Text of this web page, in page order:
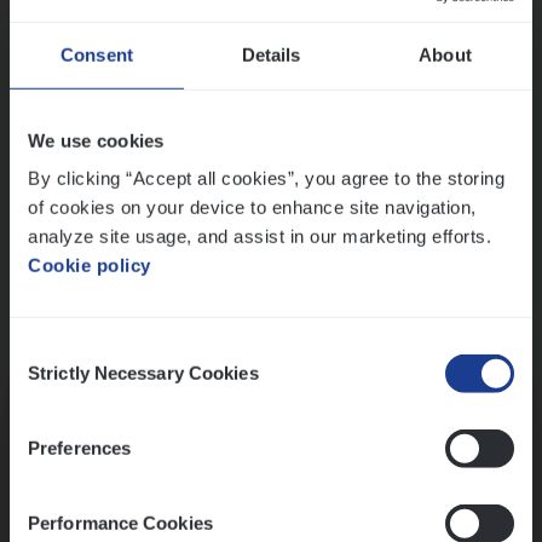
Consent Details About
We use cookies
By clicking “Accept all cookies”, you agree to the storing
of cookies on your device to enhance site navigation,
analyze site usage, and assist in our marketing efforts.
Cookie policy
Selection
Strictly Necessary Cookies
Preferences
Performance Cookies
Ons sollicitatieproces